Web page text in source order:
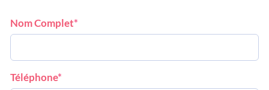
Nom Complet*
Téléphone*